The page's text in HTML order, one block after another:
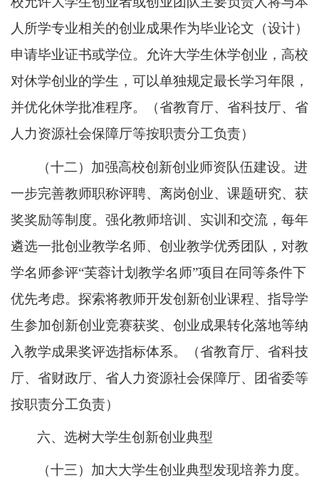
人所学专业相关的创业成果作为毕业论文（设计）
申请毕业证书或学位。允许大学生休学创业，高校
对休学创业的学生，可以单独规定最长学习年限，
并优化休学批准程序。（省教育厅、省科技厅、省
人力资源社会保障厅等按职责分工负责）
（十二）加强高校创新创业师资队伍建设。进
一步完善教师职称评聘、离岗创业、课题研究、获
奖奖励等制度。强化教师培训、实训和交流，每年
遴选一批创业教学名师、创业教学优秀团队，对教
学名师参评“芙蓉计划教学名师”项目在同等条件下
优先考虑。探索将教师开发创新创业课程、指导学
生参加创新创业竞赛获奖、创业成果转化落地等纳
入教学成果奖评选指标体系。（省教育厅、省科技
厅、省财政厅、省人力资源社会保障厅、团省委等
按职责分工负责）
六、选树大学生创新创业典型
（十三）加大大学生创业典型发现培养力度。